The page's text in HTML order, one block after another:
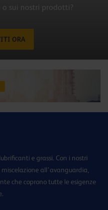
o sui nostri prodotti?
ORA
e grassi. Con i nostri
all’avanguardia,
che coprono tutte le esigenze